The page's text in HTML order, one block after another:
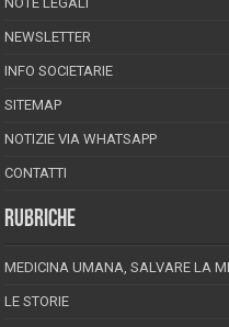
NEWSLETTER
INFO SOCIETARIE
SITEMAP
NOTIZIE VIA WHATSAPP
CONTATTI
RUBRICHE
MEDICINA UMANA, SALVARE LA
LE STORIE